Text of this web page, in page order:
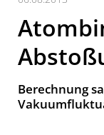
Berechnung